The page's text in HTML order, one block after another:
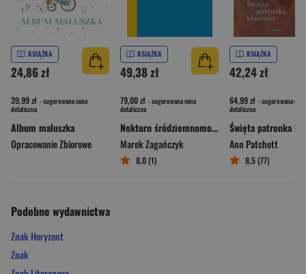
KSIĄŻKA
24,86 zł
39,99 zł - sugerowana cena
detaliczna
Album maluszka
Opracowanie Zbiorowe
KSIĄŻKA
49,38 zł
79,00 zł - sugerowana cena
detaliczna
Nokturn śródziemnomorski
Marek Zagańczyk
8,0 (1)
KSIĄŻKA
42,24 zł
64,99 zł - sugerowana cena
detaliczna
Ann Patchett
8,5 (77)
Podobne wydawnictwa
Znak Horyzont
Znak